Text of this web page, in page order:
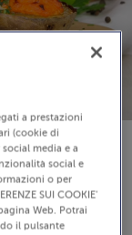
a prestazioni
(cookie di
media e a
social e
o per
SUI COOKIE'
Web. Potrai
il pulsante